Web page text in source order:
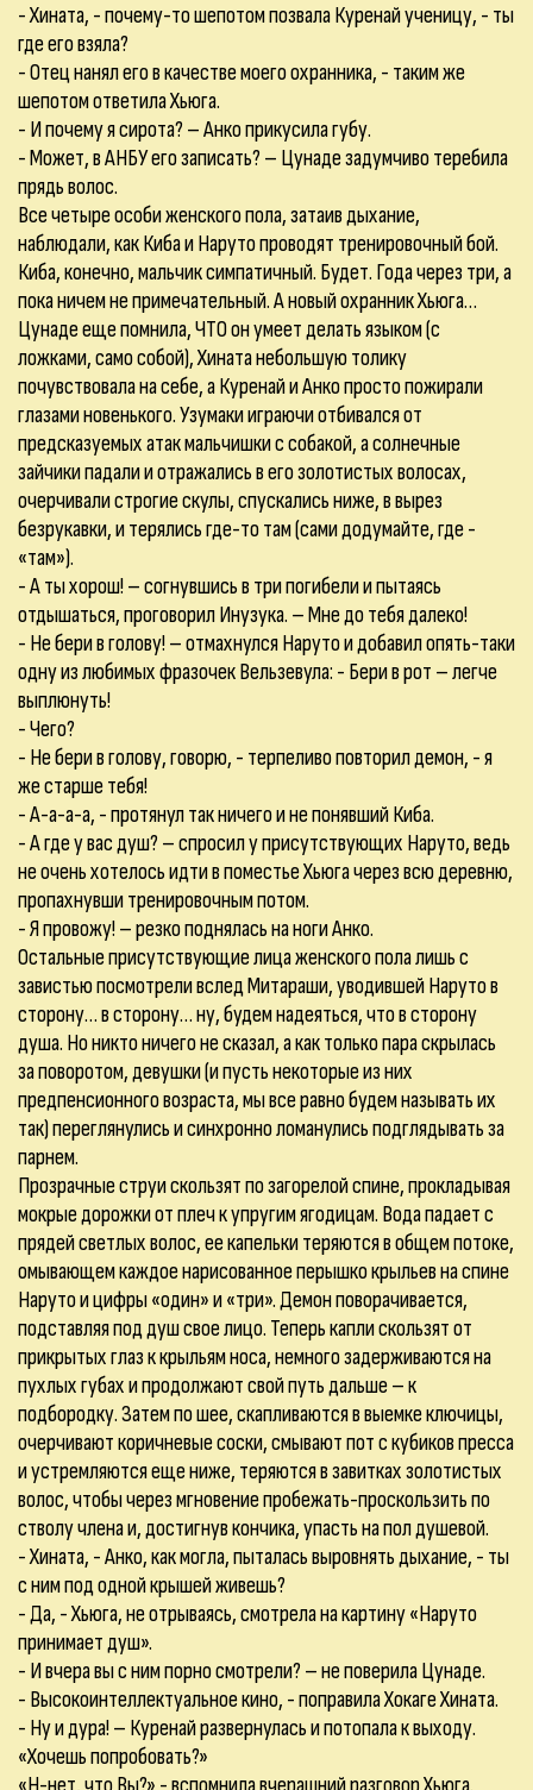
- Хината, - почему-то шепотом позвала Куренай ученицу, - ты
где его взяла?
- Отец нанял его в качестве моего охранника, - таким же
шепотом ответила Хьюга.
- И почему я сирота? – Анко прикусила губу.
- Может, в АНБУ его записать? – Цунаде задумчиво теребила
прядь волос.
Все четыре особи женского пола, затаив дыхание,
наблюдали, как Киба и Наруто проводят тренировочный бой.
Киба, конечно, мальчик симпатичный. Будет. Года через три, а
пока ничем не примечательный. А новый охранник Хьюга…
Цунаде еще помнила, ЧТО он умеет делать языком (с
ложками, само собой), Хината небольшую толику
почувствовала на себе, а Куренай и Анко просто пожирали
глазами новенького. Узумаки играючи отбивался от
предсказуемых атак мальчишки с собакой, а солнечные
зайчики падали и отражались в его золотистых волосах,
очерчивали строгие скулы, спускались ниже, в вырез
безрукавки, и терялись где-то там (сами додумайте, где -
«там»).
- А ты хорош! – согнувшись в три погибели и пытаясь
отдышаться, проговорил Инузука. – Мне до тебя далеко!
- Не бери в голову! – отмахнулся Наруто и добавил опять-таки
одну из любимых фразочек Вельзевула: - Бери в рот – легче
выплюнуть!
- Чего?
- Не бери в голову, говорю, - терпеливо повторил демон, - я
же старше тебя!
- А-а-а-а, - протянул так ничего и не понявший Киба.
- А где у вас душ? – спросил у присутствующих Наруто, ведь
не очень хотелось идти в поместье Хьюга через всю деревню,
пропахнувши тренировочным потом.
- Я провожу! – резко поднялась на ноги Анко.
Остальные присутствующие лица женского пола лишь с
завистью посмотрели вслед Митараши, уводившей Наруто в
сторону… в сторону… ну, будем надеяться, что в сторону
душа. Но никто ничего не сказал, а как только пара скрылась
за поворотом, девушки (и пусть некоторые из них
предпенсионного возраста, мы все равно будем называть их
так) переглянулись и синхронно ломанулись подглядывать за
парнем.
Прозрачные струи скользят по загорелой спине, прокладывая
мокрые дорожки от плеч к упругим ягодицам. Вода падает с
прядей светлых волос, ее капельки теряются в общем потоке,
омывающем каждое нарисованное перышко крыльев на спине
Наруто и цифры «один» и «три». Демон поворачивается,
подставляя под душ свое лицо. Теперь капли скользят от
прикрытых глаз к крыльям носа, немного задерживаются на
пухлых губах и продолжают свой путь дальше – к
подбородку. Затем по шее, скапливаются в выемке ключицы,
очерчивают коричневые соски, смывают пот с кубиков пресса
и устремляются еще ниже, теряются в завитках золотистых
волос, чтобы через мгновение пробежать-проскользить по
стволу члена и, достигнув кончика, упасть на пол душевой.
- Хината, - Анко, как могла, пыталась выровнять дыхание, - ты
с ним под одной крышей живешь?
- Да, - Хьюга, не отрываясь, смотрела на картину «Наруто
принимает душ».
- И вчера вы с ним порно смотрели? – не поверила Цунаде.
- Высокоинтеллектуальное кино, - поправила Хокаге Хината.
- Ну и дура! – Куренай развернулась и потопала к выходу.
«Хочешь попробовать?»